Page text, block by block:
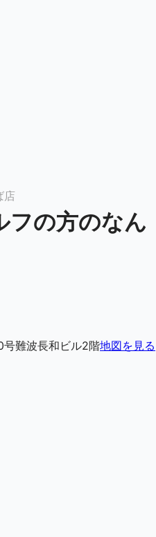
店
フの方のなん
号難波長和ビル2階地図を見る